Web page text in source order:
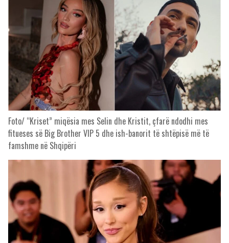
Foto/ “Kriset” miqësia mes Selin dhe Kristit, çfarë ndodhi mes
fitueses së Big Brother VIP 5 dhe ish-banorit të shtëpisë më të
famshme në Shqipëri